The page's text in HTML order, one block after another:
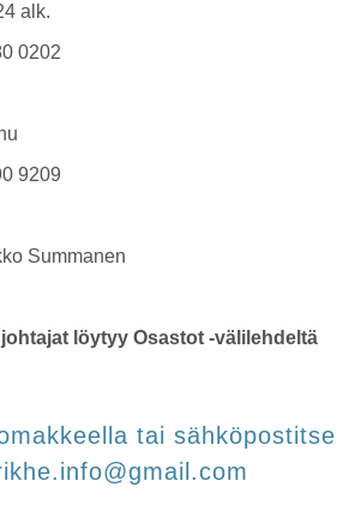
alk.
0202
9209
Summanen
löytyy Osastot -välilehdeltä
tai sähköpostitse